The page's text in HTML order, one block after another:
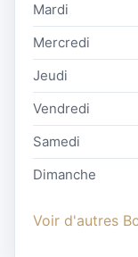
Mardi
Mercredi
Jeudi
Vendredi
Samedi
Dimanche
Voir d'autres